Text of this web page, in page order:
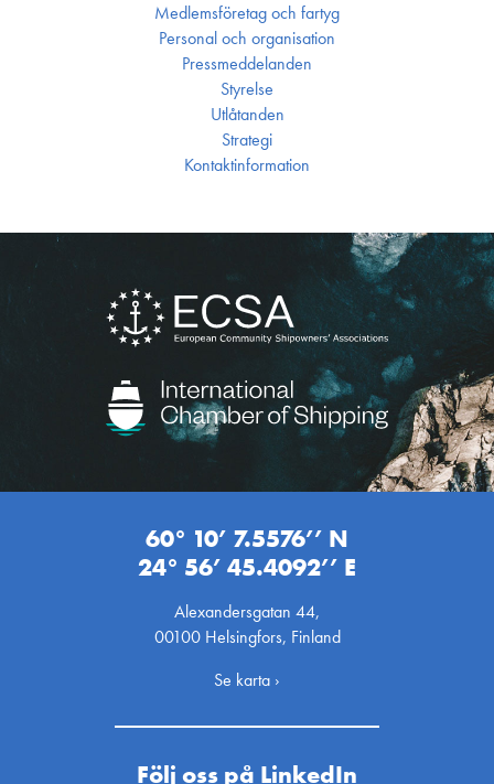
Medlemsföretag och fartyg
Personal och organisation
Press­meddelanden
Styrelse
Utlåtanden
Strategi
Kontakt­information
60° 10’ 7.5576’’ N
24° 56’ 45.4092’’ E
Alexandersgatan 44,
00100 Helsingfors, Finland
Se karta ›
Följ oss på LinkedIn